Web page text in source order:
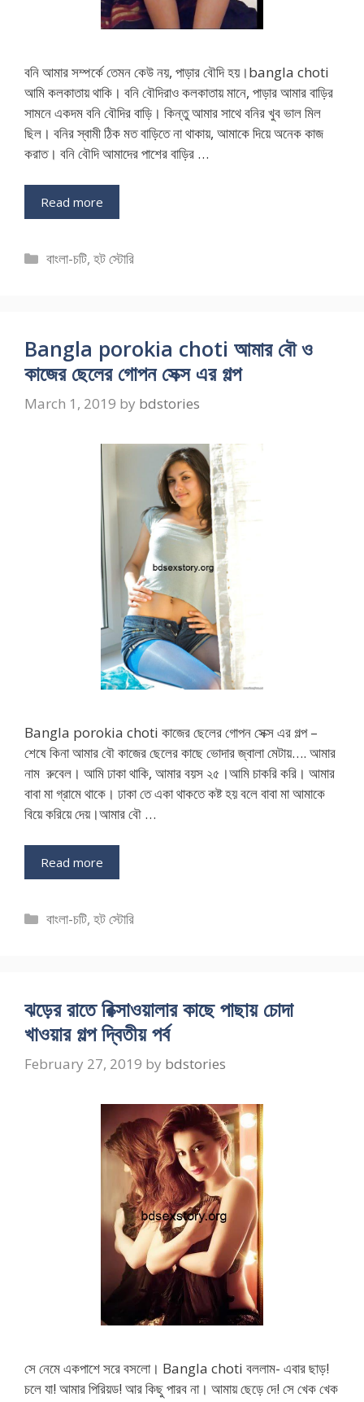
বনি আমার সম্পর্কে তেমন কেউ নয়, পাড়ার বৌদি হয়।bangla choti
আমি কলকাতায় থাকি। বনি বৌদিরাও কলকাতায় মানে, পাড়ার আমার বাড়ির
সামনে একদম বনি বৌদির বাড়ি। কিন্তু আমার সাথে বনির খুব ভাল মিল
ছিল। বনির স্বামী ঠিক মত বাড়িতে না থাকায়, আমাকে দিয়ে অনেক কাজ
করাত। বনি বৌদি আমাদের পাশের বাড়ির …
Read more
Categories
বাংলা-চটি,হট স্টোরি
Bangla porokia choti আমার বৌ ও
কাজের ছেলের গোপন সেক্স এর গল্প
March 1, 2019 by bdstories
Bangla porokia choti কাজের ছেলের গোপন সেক্স এর গল্প –
শেষে কিনা আমার বৌ কাজের ছেলের কাছে ভোদার জ্বালা মেটায়…. আমার
নাম রুবেল। আমি ঢাকা থাকি, আমার বয়স ২৫।আমি চাকরি করি। আমার
বাবা মা গ্রামে থাকে। ঢাকা তে একা থাকতে কষ্ট হয় বলে বাবা মা আমাকে
বিয়ে করিয়ে দেয়।আমার বৌ …
Read more
Categories
বাংলা-চটি,হট স্টোরি
ঝড়ের রাতে রিক্সাওয়ালার কাছে পাছায় চোদা
খাওয়ার গল্প দ্বিতীয় পর্ব
February 27, 2019 by bdstories
সে নেমে একপাশে সরে বসলো। Bangla choti বললাম- এবার ছাড়!
চলে যা! আমার পিরিয়ড! আর কিছু পারব না। আমায় ছেড়ে দে! সে খেক খেক